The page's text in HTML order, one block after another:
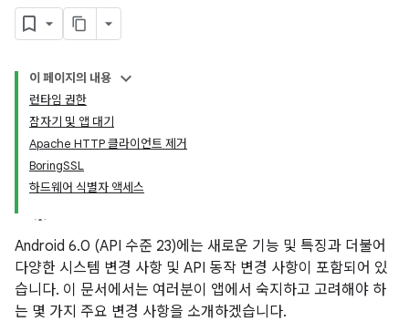
이 페이지의 내용
런타임 권한
잠자기 및 앱 대기
Apache HTTP 클라이언트 제거
BoringSSL
하드웨어 식별자 액세스
Android 6.0 (API 수준 23)에는 새로운 기능 및 특징과 더불어
다양한 시스템 변경 사항 및 API 동작 변경 사항이 포함되어 있
습니다. 이 문서에서는 여러분이 앱에서 숙지하고 고려해야 하
는 몇 가지 주요 변경 사항을 소개하겠습니다.